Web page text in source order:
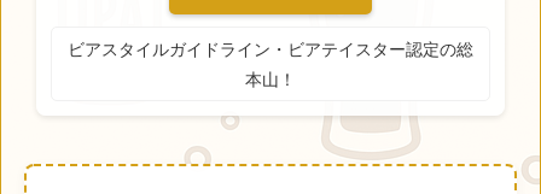
ビアスタイルガイドライン・ビアテイスター認定の総
本山！